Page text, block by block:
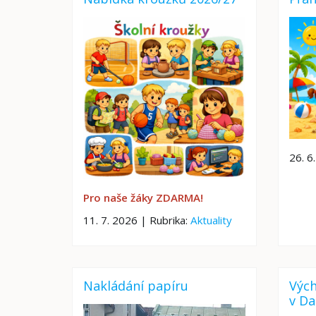
Pro naše žáky ZDARMA!
11. 7. 2026 | Rubrika: Aktuality
26.
Nakládání papíru
v